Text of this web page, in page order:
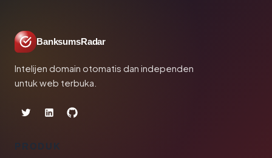
BanksumsRadar
Intelijen domain otomatis dan independen
untuk web terbuka.
PRODUK